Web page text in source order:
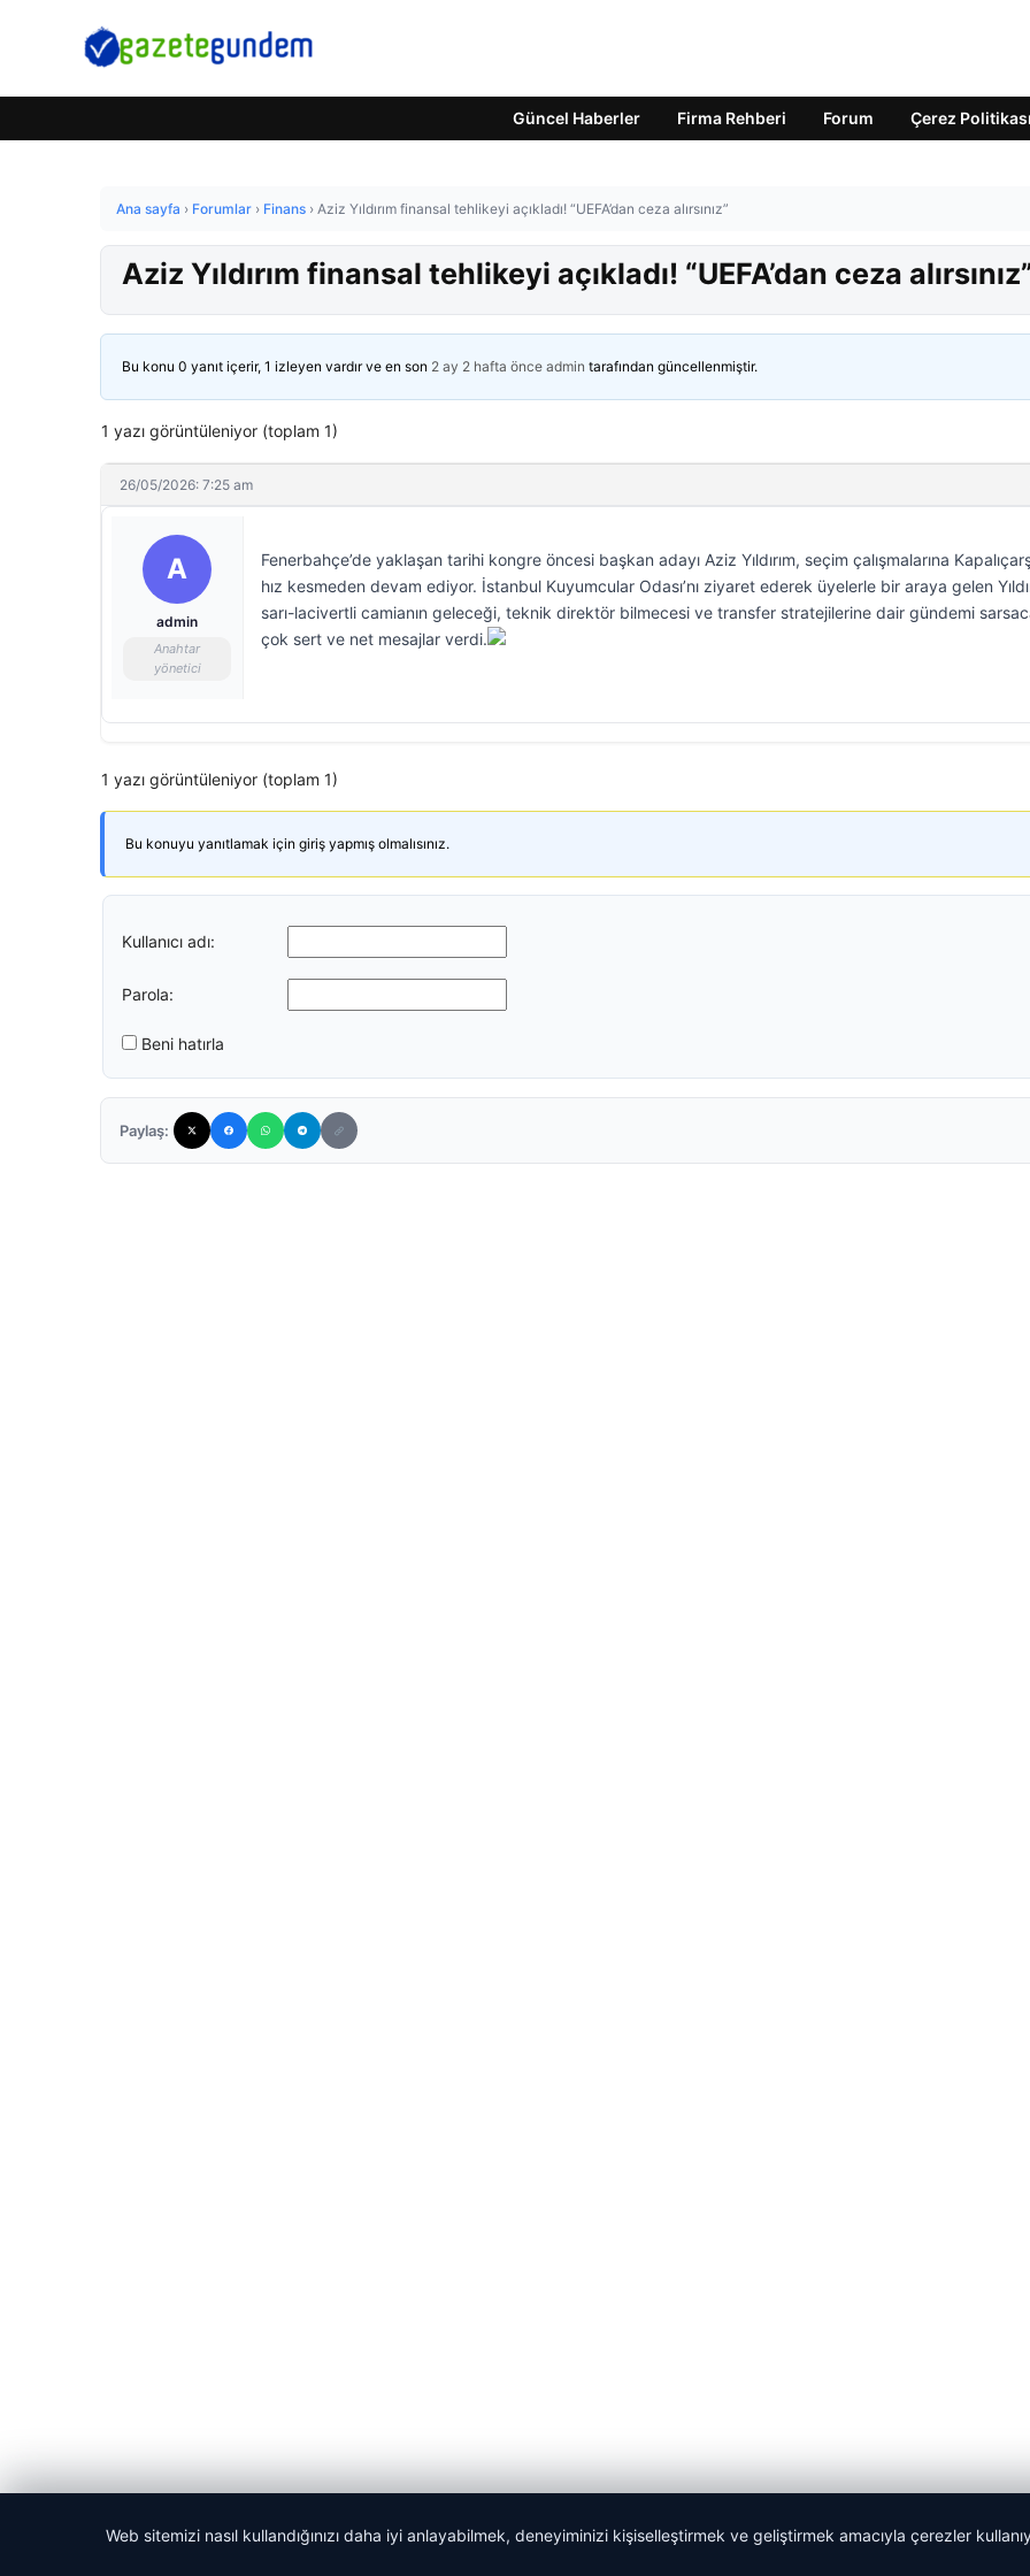
Güncel Haberler Firma Rehberi Forum Çerez Politikası
Ana sayfa › Forumlar › Finans › Aziz Yıldırım finansal tehlikeyi açıkladı! “UEFA’dan ceza alırsınız”
Aziz Yıldırım finansal tehlikeyi açıkladı! “UEFA’dan ceza
Bu konu 0 yanıt içerir, 1 izleyen vardır ve en son 2 ay 2 hafta önce admin tarafından güncellenmiştir.
1 yazı görüntüleniyor (toplam 1)
26/05/2026: 7:25 am
A
admin
Anahtar
yönetici
Fenerbahçe’de yaklaşan tarihi kongre öncesi başkan adayı Aziz Yıldırım, seçim çalışmalarına
hız kesmeden devam ediyor. İstanbul Kuyumcular Odası’nı ziyaret ederek üyelerle bir araya gelen
sarı-lacivertli camianın geleceği, teknik direktör bilmecesi ve transfer stratejilerine dair gündemi
çok sert ve net mesajlar verdi.
1 yazı görüntüleniyor (toplam 1)
Bu konuyu yanıtlamak için giriş yapmış olmalısınız.
Kullanıcı adı:
Parola:
Beni hatırla
Paylaş:
Web sitemizi nasıl kullandığınızı daha iyi anlayabilmek, deneyiminizi kişiselleştirmek ve geliştirmek amacıyla çerezler